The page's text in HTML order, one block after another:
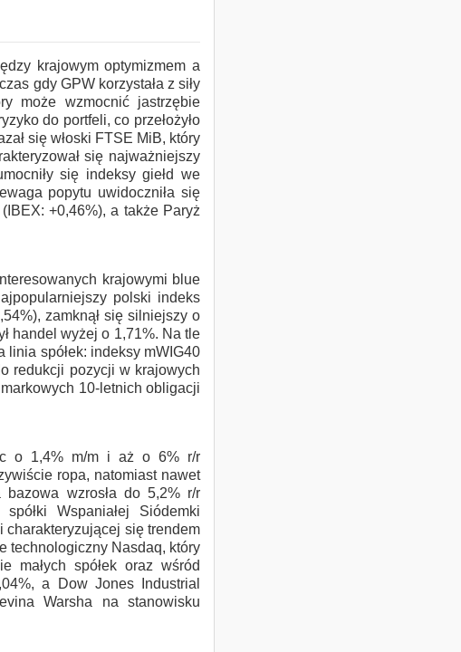
krajowym optymizmem a
gdy GPW korzystała z siły
może wzmocnić jastrzębie
do portfeli, co przełożyło
się włoski FTSE MiB, który
się najważniejszy
się indeksy giełd we
popytu uwidoczniła się
+0,46%), a także Paryż
krajowymi blue
polski indeks
zamknął się silniejszy o
handel wyżej o 1,71%. Na tle
spółek: indeksy mWIG40
redukcji pozycji w krajowych
10-letnich obligacji
o 1,4% m/m i aż o 6% r/r
ropa, natomiast nawet
wzrosła do 5,2% r/r
Wspaniałej Siódemki
charakteryzującej się trendem
technologiczny Nasdaq, który
małych spółek oraz wśród
a Dow Jones Industrial
Warsha na stanowisku